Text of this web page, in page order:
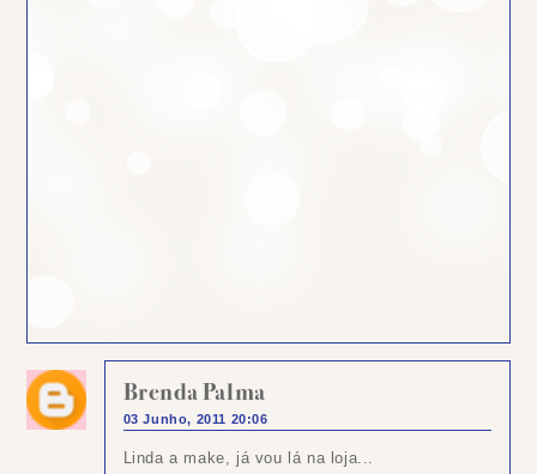
Brenda Palma
03 Junho, 2011 20:06
Linda a make, já vou lá na loja...